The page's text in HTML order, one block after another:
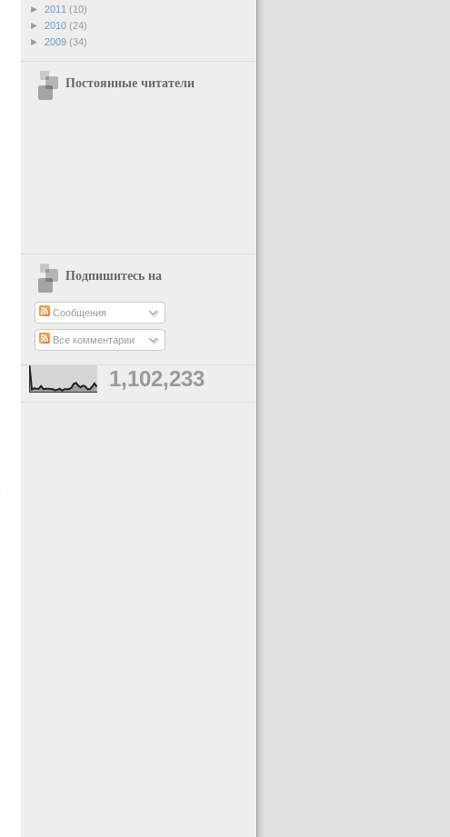
► 2011 (10)
► 2010 (24)
► 2009 (34)
Постоянные читатели
Подпишитесь на
Сообщения
Все комментарии
1,102,233